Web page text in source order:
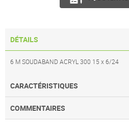
DÉTAILS
6 M SOUDABAND ACRYL 300 15 x 6/24
CARACTÉRISTIQUES
COMMENTAIRES